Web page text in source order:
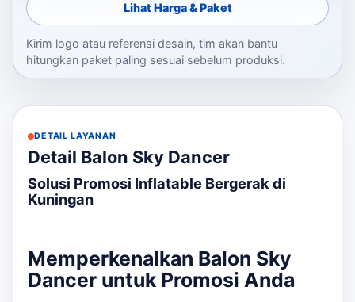
Lihat Harga & Paket
Kirim logo atau referensi desain, tim akan bantu
hitungkan paket paling sesuai sebelum produksi.
DETAIL LAYANAN
Detail Balon Sky Dancer
Solusi Promosi Inflatable Bergerak di
Kuningan
Memperkenalkan Balon Sky
Dancer untuk Promosi Anda